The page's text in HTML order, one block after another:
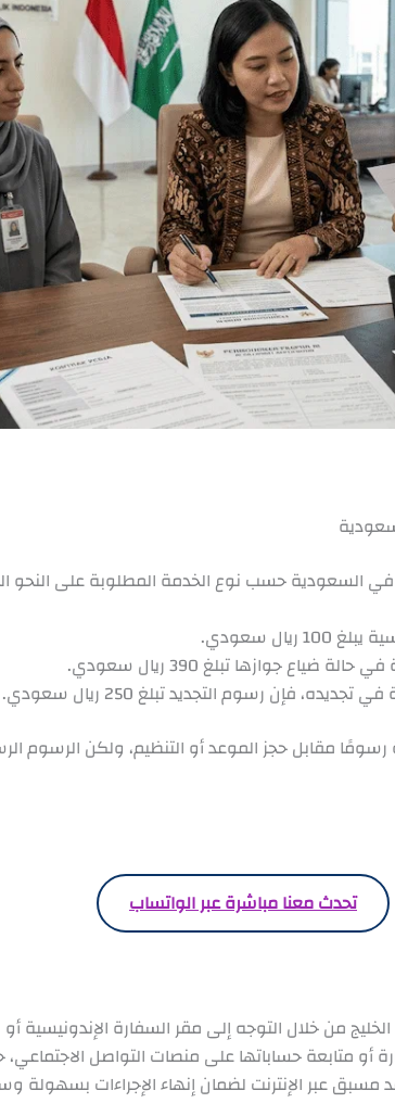
في السعودية حسب نوع الخدمة المطلوبة على النحو
سعودي.
جوازها تبلغ 390 ريال سعودي.
فإن رسوم التجديد تبلغ 250 ريال سعودي.
مقابل حجز الموعد أو التنظيم، ولكن الرسوم
تحدث معنا مباشرة عبر الواتساب
من خلال التوجه إلى مقر السفارة الإندونيسية
أو متابعة حساباتها على منصات التواصل
مسبق عبر الإنترنت لضمان إنهاء الإجراءات بسهولة